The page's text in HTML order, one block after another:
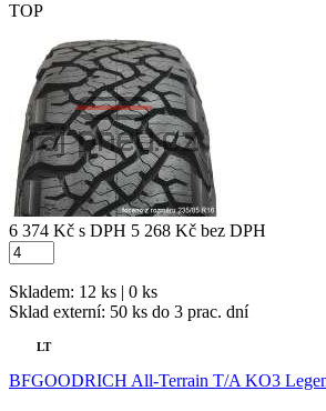
TOP
6 374 Kč s DPH 5 268 Kč bez DPH
Skladem: 12 ks | 0 ks
Sklad externí: 50 ks do 3 prac. dní
LT
BFGOODRICH All-Terrain T/A KO3